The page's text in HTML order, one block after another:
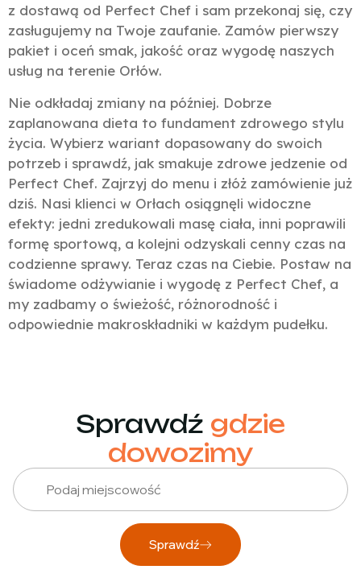
z dostawą od Perfect Chef i sam przekonaj się, czy
zasługujemy na Twoje zaufanie. Zamów pierwszy
pakiet i oceń smak, jakość oraz wygodę naszych
usług na terenie Orłów.
Nie odkładaj zmiany na później. Dobrze
zaplanowana dieta to fundament zdrowego stylu
życia. Wybierz wariant dopasowany do swoich
potrzeb i sprawdź, jak smakuje zdrowe jedzenie od
Perfect Chef. Zajrzyj do menu i złóż zamówienie już
dziś. Nasi klienci w Orłach osiągnęli widoczne
efekty: jedni zredukowali masę ciała, inni poprawili
formę sportową, a kolejni odzyskali cenny czas na
codzienne sprawy. Teraz czas na Ciebie. Postaw na
świadome odżywianie i wygodę z Perfect Chef, a
my zadbamy o świeżość, różnorodność i
odpowiednie makroskładniki w każdym pudełku.
Sprawdź gdzie
dowozimy
Sprawdź